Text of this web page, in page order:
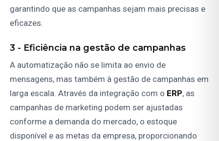
garantindo que as campanhas sejam mais precisas e
eficazes.
3 - Eficiência na gestão de campanhas
A automatização não se limita ao envio de
mensagens, mas também à gestão de campanhas em
larga escala. Através da integração com o ERP, as
campanhas de marketing podem ser ajustadas
conforme a demanda do mercado, o estoque
disponível e as metas da empresa, proporcionando